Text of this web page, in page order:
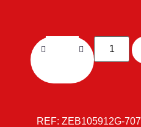
REF: ZEB105912G-707